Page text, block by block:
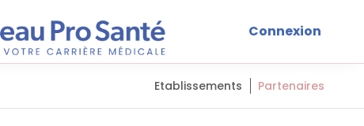
Connexion
Etablissements Partenaires